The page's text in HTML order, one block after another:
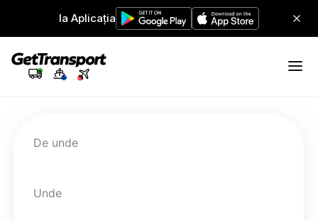
Ia Aplicația
De unde
Unde